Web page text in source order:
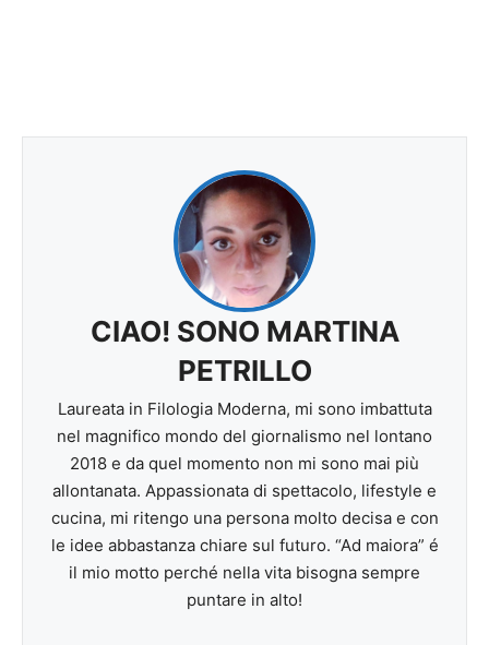
CIAO! SONO MARTINA
PETRILLO
Laureata in Filologia Moderna, mi sono imbattuta
nel magnifico mondo del giornalismo nel lontano
2018 e da quel momento non mi sono mai più
allontanata. Appassionata di spettacolo, lifestyle e
cucina, mi ritengo una persona molto decisa e con
le idee abbastanza chiare sul futuro. “Ad maiora” é
il mio motto perché nella vita bisogna sempre
puntare in alto!